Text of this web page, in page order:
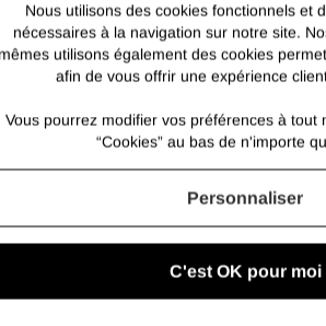
Nous utilisons des cookies fonctionnels et
nécessaires à la navigation sur notre site.
mêmes utilisons également des cookies
afin de vous offrir une expérience
Vous pourrez modifier vos préférences à tout
“Cookies” au bas de n'importe
C'est OK pour moi
Personnaliser